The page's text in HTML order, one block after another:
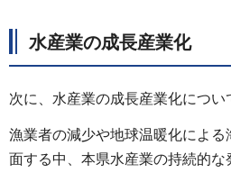
水産業の成長産業化
次に、水産業の成長産業化につい
漁業者の減少や地球温暖化によ
面する中、本県水産業の持続的